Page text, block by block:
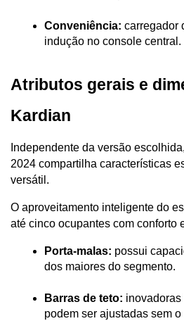
Conveniência: carregador
indução no console central.
Atributos gerais e
Kardian
Independente da versão
2024 compartilha características
versátil.
O aproveitamento inteligente do
até cinco ocupantes com conforto
Porta-malas: possui
dos maiores do segmento.
Barras de teto:
podem ser ajustadas sem